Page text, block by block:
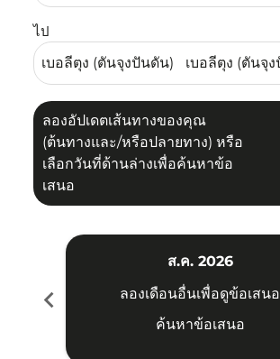
ไป
ลองอัปเดตเส้นทางของคุณ
(ต้นทางและ/หรือปลายทาง) หรือ
เลือกวันที่ด้านล่างเพื่อค้นหาข้อ
เสนอ
chevron_left
ส.ค. 2026
ลองเดือนอื่นเพื่อดูข้อเสนอ
ค้นหาข้อเสนอ